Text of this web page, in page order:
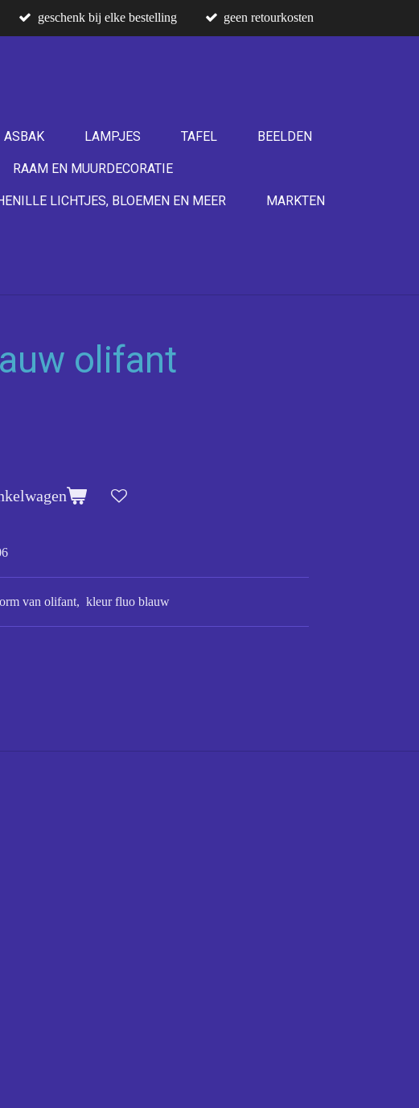
geschenk bij elke bestelling geen retourkosten
ASBAK LAMPJES TAFEL BEELDEN
RAAM EN MUURDECORATIE
LICHTJES, BLOEMEN EN MEER MARKTEN
olifant
van olifant, kleur fluo blauw